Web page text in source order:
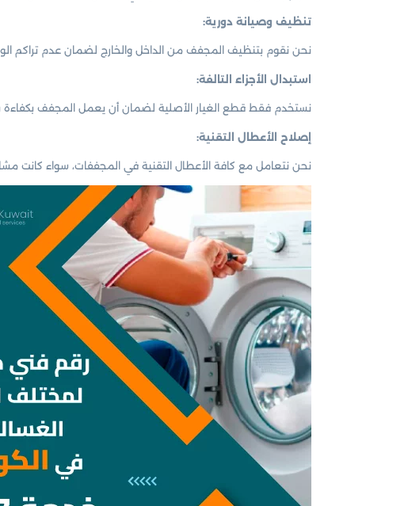
تنظيف وصيانة دورية:
نحن نقوم بتنظيف المجفف من الداخل والخارج لضمان عدم تراكم
استبدال الأجزاء التالفة:
نستخدم فقط قطع الغيار الأصلية لضمان أن يعمل المجفف بكفاءة
إصلاح الأعطال التقنية:
نحن نتعامل مع كافة الأعطال التقنية في المجففات، سواء كانت